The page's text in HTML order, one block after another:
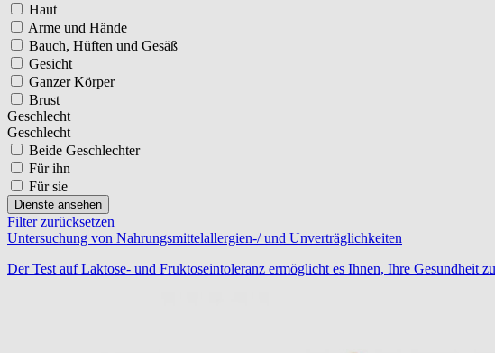
Haut
Arme und Hände
Bauch, Hüften und Gesäß
Gesicht
Ganzer Körper
Brust
Geschlecht
Geschlecht
Beide Geschlechter
Für ihn
Für sie
Dienste ansehen
Filter zurücksetzen
Untersuchung von Nahrungsmittelallergien-/ und Unverträglichkeiten
Der Test auf Laktose- und Fruktoseintoleranz ermöglicht es Ihnen, Ihre Gesundheit